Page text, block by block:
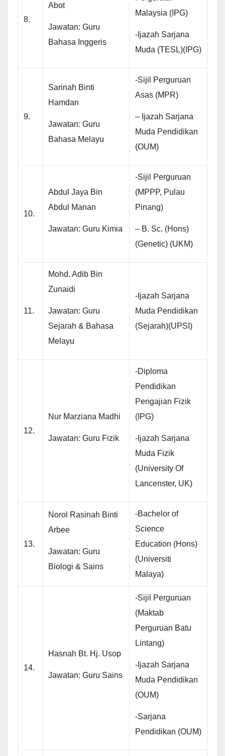
8.
Abot
Jawatan: Guru
Bahasa Inggeris
Malaysia (IPG)
-Ijazah Sarjana
Muda (TESL)(IPG)
9.
Sarinah Binti
Hamdan
Jawatan: Guru
Bahasa Melayu
-Sijil Perguruan
Asas (MPR)
– Ijazah Sarjana
Muda Pendidikan
(OUM)
10.
Abdul Jaya Bin
Abdul Manan
Jawatan: Guru Kimia
-Sijil Perguruan
(MPPP, Pulau
Pinang)
– B. Sc. (Hons)
(Genetic) (UKM)
11.
Mohd. Adib Bin
Zunaidi
Jawatan: Guru
Sejarah & Bahasa
Melayu
-Ijazah Sarjana
Muda Pendidikan
(Sejarah)(UPSI)
12.
Nur Marziana Madhi
Jawatan: Guru Fizik
-Diploma
Pendidikan
Pengajian Fizik
(IPG)
-Ijazah Sarjana
Muda Fizik
(University Of
Lancenster, UK)
13.
Norol Rasinah Binti
Arbee
Jawatan: Guru
Biologi & Sains
-Bachelor of
Science
Education (Hons)
(Universiti
Malaya)
14.
Hasnah Bt. Hj. Usop
Jawatan: Guru Sains
-Sijil Perguruan
(Maktab
Perguruan Batu
Lintang)
-Ijazah Sarjana
Muda Pendidikan
(OUM)
-Sarjana
Pendidikan (OUM)